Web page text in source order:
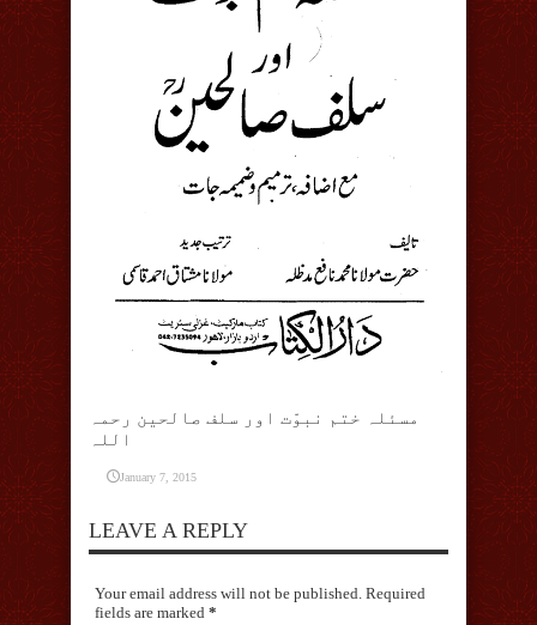
مسئلہ ختم نبوّت اور سلف صالحین رحمہ
اللہ
January 7, 2015
LEAVE A REPLY
Your email address will not be published. Required
fields are marked *